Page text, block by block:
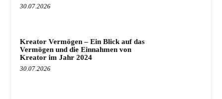
30.07.2026
Kreator Vermögen – Ein Blick auf das
Vermögen und die Einnahmen von
Kreator im Jahr 2024
30.07.2026